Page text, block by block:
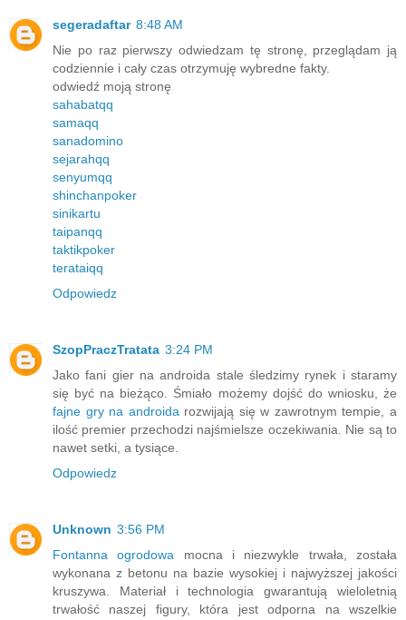
segeradaftar 8:48 AM
Nie po raz pierwszy odwiedzam tę stronę, przeglądam ją
codziennie i cały czas otrzymuję wybredne fakty.
odwiedź moją stronę
sahabatqq
samaqq
sanadomino
sejarahqq
senyumqq
shinchanpoker
sinikartu
taipanqq
taktikpoker
terataiqq
Odpowiedz
SzopPraczTratata 3:24 PM
Jako fani gier na androida stale śledzimy rynek i staramy
się być na bieżąco. Śmiało możemy dojść do wniosku, że
fajne gry na androida rozwijają się w zawrotnym tempie, a
ilość premier przechodzi najśmielsze oczekiwania. Nie są to
nawet setki, a tysiące.
Odpowiedz
Unknown 3:56 PM
Fontanna ogrodowa mocna i niezwykle trwała, została
wykonana z betonu na bazie wysokiej i najwyższej jakości
kruszywa. Materiał i technologia gwarantują wieloletnią
trwałość naszej figury, która jest odporna na wszelkie